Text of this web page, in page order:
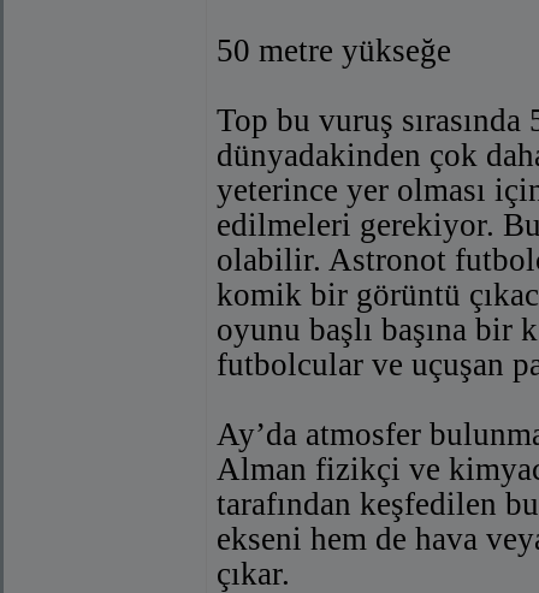
50 metre yükseğe
Top bu vuruş
dünyadakinden çok
yeterince yer olması
edilmeleri gerekiyor.
olabilir. Astronot
komik bir görüntü
oyunu başlı başına bir
futbolcular ve uçuşan
Ay’da atmosfer
Alman fizikçi ve
tarafından keşfedilen
ekseni hem de hava
çıkar.